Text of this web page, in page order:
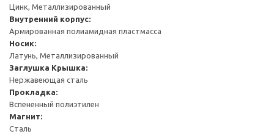
Цинк, Металлизированный
Внутренний корпус:
Армированная полиамидная пластмасса
Носик:
Латунь, Металлизированный
Заглушка Крышка:
Нержавеющая сталь
Прокладка:
Вспененный полиэтилен
Магнит:
Сталь